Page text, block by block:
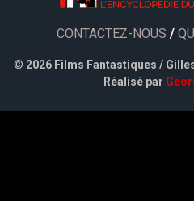
CONTACTEZ-NOUS /
© 2026 Films Fantastiques /
Réalisé par